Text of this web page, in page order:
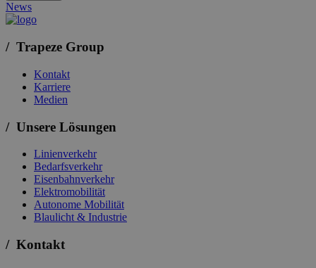
News
/ Trapeze Group
Kontakt
Karriere
Medien
/ Unsere Lösungen
Linienverkehr
Bedarfsverkehr
Eisenbahnverkehr
Elektromobilität
Autonome Mobilität
Blaulicht & Industrie
/ Kontakt